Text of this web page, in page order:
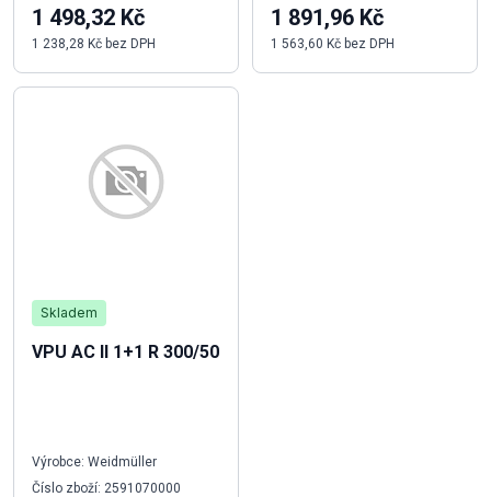
1 498,32 Kč
1 238,28 Kč bez DPH
1 891,96 Kč
1 563,60 Kč bez DPH
Skladem
VPU AC II 1+1 R 300/50
Výrobce: Weidmüller
Číslo zboží: 2591070000